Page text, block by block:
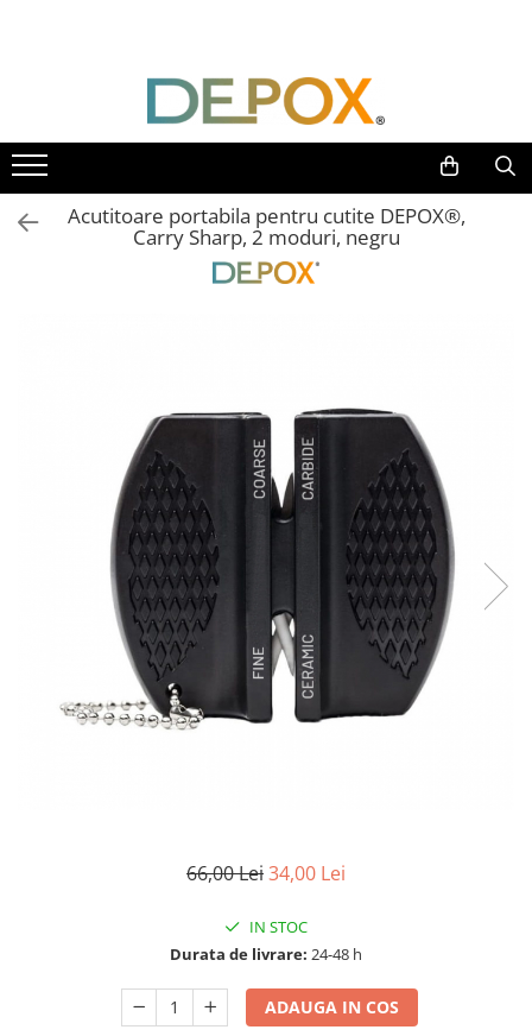
Toate Produsele
SPORT & TIMP LIBER
AUTOAPARARE
Pumnaluri si boxuri
Bastoane telescopice si nunceaguri
Cutite vanatoare
Briceaguri fluture & antrenament
Sabii & Macete
Accesorii tactice si sport
Accesori camping & drumetii
Topor camping
Seturi de cutite & accesorii
vanatoare si tactice
BINOCLURI & LUNETE
ARTICOLE SUPORTERI
UNIVERSUL COPIILOR
Costume si seturi pentru copii
Acutitoare portabila pentru cutite DEPOX®,
Carry Sharp, 2 moduri, negru
66,00 Lei34,00 Lei
IN STOC
Durata de livrare: 24-48 h
ADAUGA IN COS